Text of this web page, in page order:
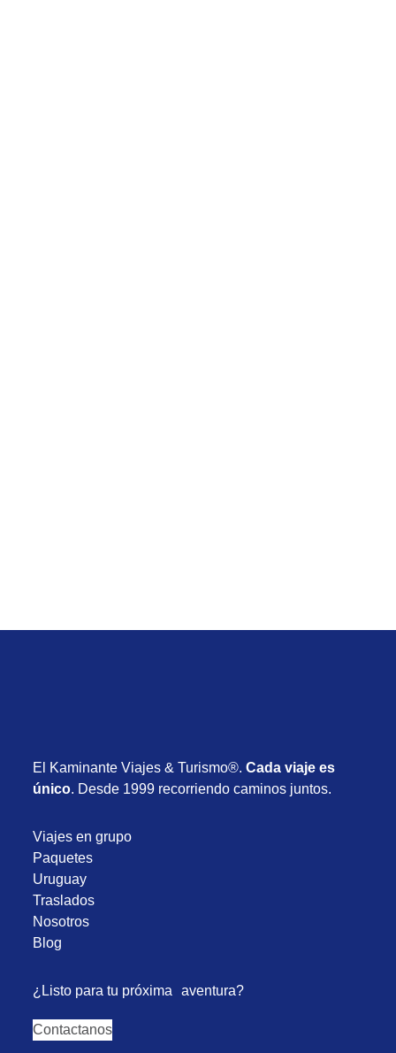
El Kaminante Viajes & Turismo®.Cada viaje es
único. Desde 1999 recorriendo caminos juntos.
Viajes en grupo
Paquetes
Uruguay
Traslados
Nosotros
Blog
¿Listo para tu próxima aventura?
Contactanos